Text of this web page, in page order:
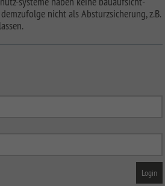
nicht als Absturzsicherung, z.B.